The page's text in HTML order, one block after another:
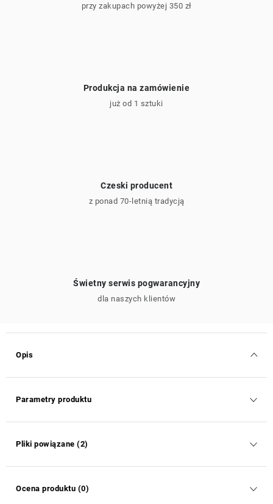
przy zakupach powyżej 350 zł
Produkcja na zamówienie
już od 1 sztuki
Czeski producent
z ponad 70-letnią tradycją
Świetny serwis pogwarancyjny
dla naszych klientów
Opis
Parametry produktu
Pliki powiązane (2)
Ocena produktu (0)